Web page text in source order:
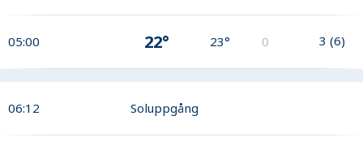
05:00 22° 23° 0 3 (6)
06:12 Soluppgång